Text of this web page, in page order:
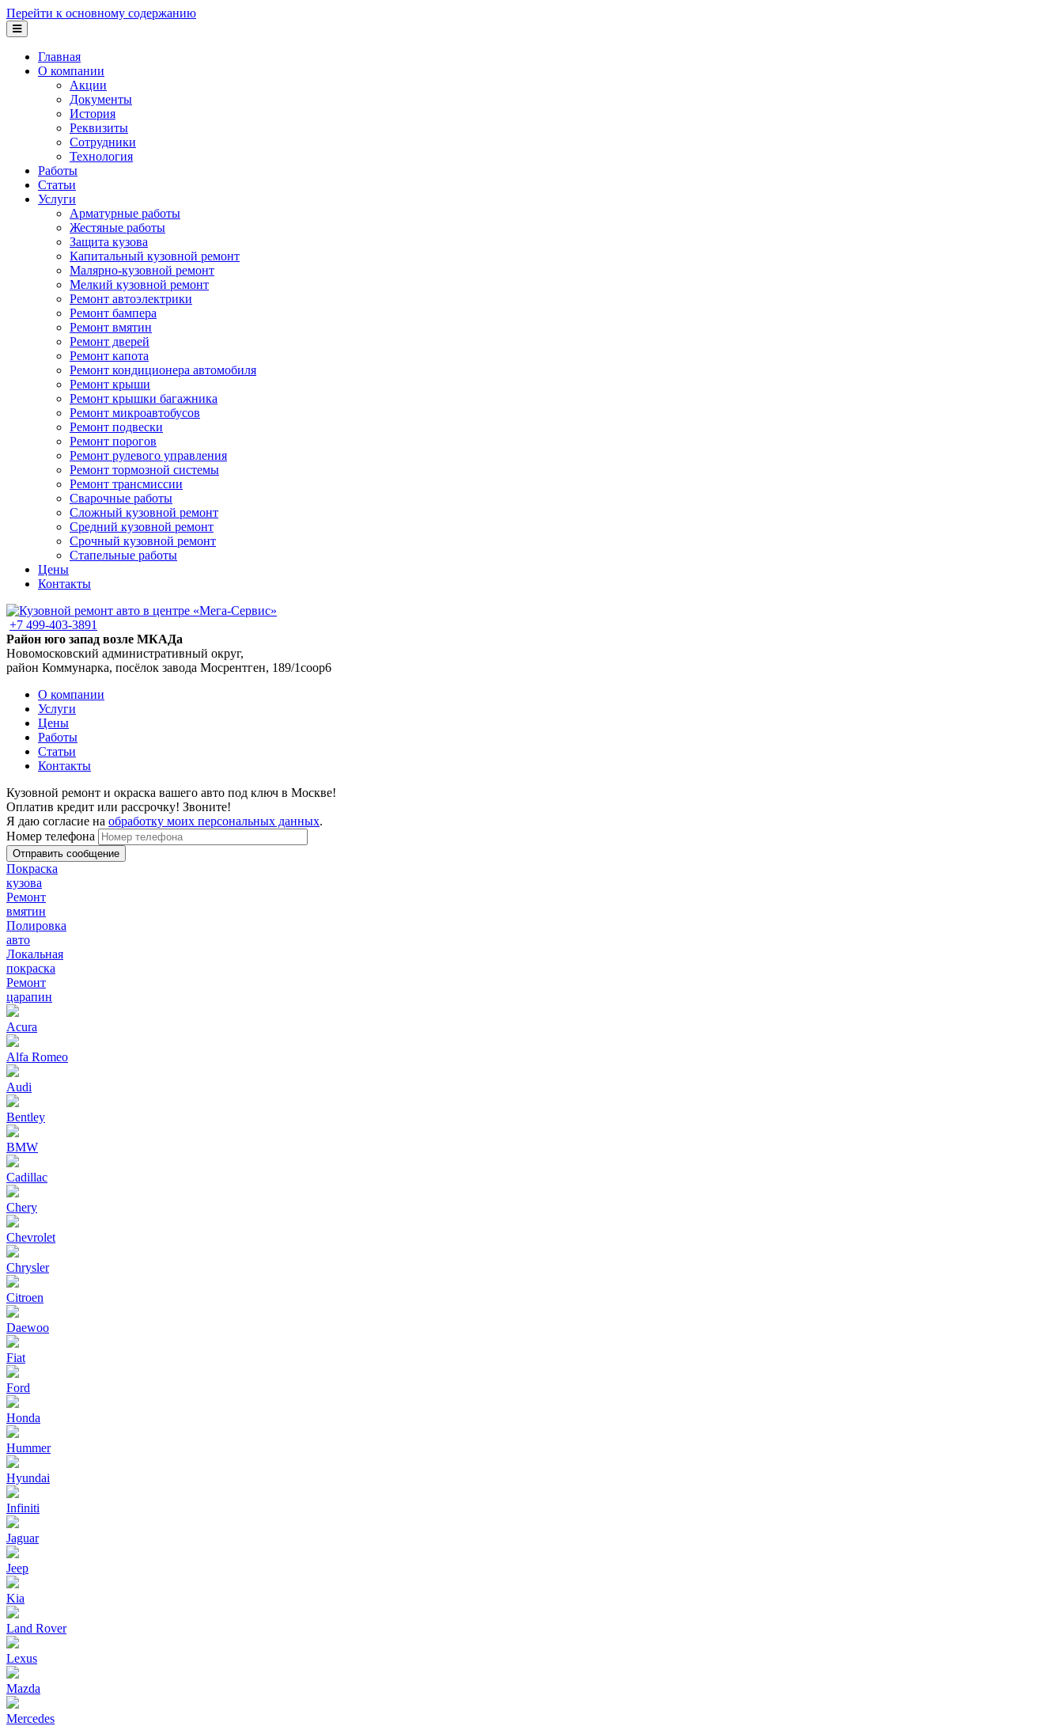
Перейти к основному содержанию
Главная
О компании
Акции
Документы
История
Реквизиты
Сотрудники
Технология
Работы
Статьи
Услуги
Арматурные работы
Жестяные работы
Защита кузова
Капитальный кузовной ремонт
Малярно-кузовной ремонт
Мелкий кузовной ремонт
Ремонт автоэлектрики
Ремонт бампера
Ремонт вмятин
Ремонт дверей
Ремонт капота
Ремонт кондиционера автомобиля
Ремонт крыши
Ремонт крышки багажника
Ремонт микроавтобусов
Ремонт подвески
Ремонт порогов
Ремонт рулевого управления
Ремонт тормозной системы
Ремонт трансмиссии
Сварочные работы
Сложный кузовной ремонт
Средний кузовной ремонт
Срочный кузовной ремонт
Стапельные работы
Цены
Контакты
+7 499-403-3891
Район юго запад возле МКАДа
Новомосковский административный округ,
район Коммунарка, посёлок завода Мосрентген, 189/1соор6
О компании
Услуги
Цены
Работы
Статьи
Контакты
Кузовной ремонт и окраска вашего авто под ключ в Москве!
Оплатив кредит или рассрочку! Звоните!
Я даю согласие на обработку моих персональных данных.
Номер телефона
Покраска
кузова
Ремонт
вмятин
Полировка
авто
Локальная
покраска
Ремонт
царапин
Acura
Alfa Romeo
Audi
Bentley
BMW
Cadillac
Chery
Chevrolet
Chrysler
Citroen
Daewoo
Fiat
Ford
Honda
Hummer
Hyundai
Infiniti
Jaguar
Jeep
Kia
Land Rover
Lexus
Mazda
Mercedes